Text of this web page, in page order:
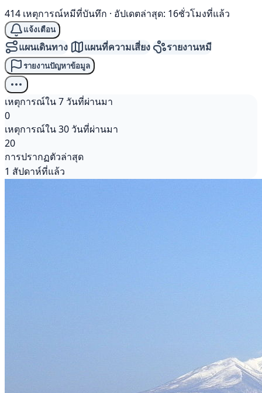
414 เหตุการณ์หมีที่บันทึก · อัปเดตล่าสุด: 16ชั่วโมงที่แล้ว
แจ้งเตือน
แผนเดินทาง แผนที่ความเสี่ยง รายงานหมี
รายงานปัญหาข้อมูล
เหตุการณ์ใน 7 วันที่ผ่านมา
0
เหตุการณ์ใน 30 วันที่ผ่านมา
20
การปรากฏตัวล่าสุด
1 สัปดาห์ที่แล้ว